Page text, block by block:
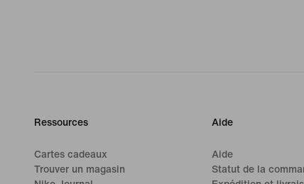
Ressources
Cartes cadeaux
Trouver un magasin
Aide
Aide
Statut de la